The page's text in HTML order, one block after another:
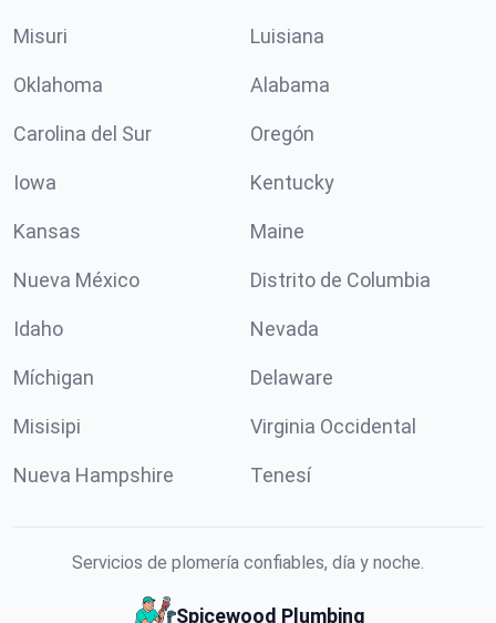
Misuri Luisiana
Oklahoma Alabama
Carolina del Sur Oregón
Iowa Kentucky
Kansas Maine
Nueva México Distrito de Columbia
Idaho Nevada
Míchigan Delaware
Misisipi Virginia Occidental
Nueva Hampshire Tenesí
Servicios de plomería confiables, día y noche.
Spicewood Plumbing